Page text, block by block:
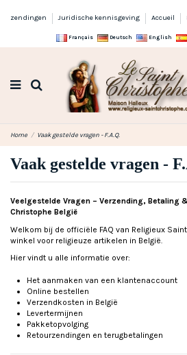
zendingen Juridische kennisgeving Accueil
Français Deutsch English
Home Vaak gestelde vragen - F.A.Q.
Vaak gestelde vragen -
Veelgestelde Vragen – Verzending, Betaling
Christophe België
Welkom bij de officiële FAQ van Religieux
winkel voor religieuze artikelen in België.
Hier vindt u alle informatie over:
Het aanmaken van een klantenaccount
Online bestellen
Verzendkosten in België
Levertermijnen
Pakketopvolging
Retourzendingen en terugbetalingen